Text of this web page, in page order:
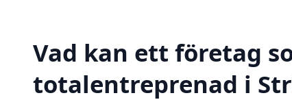
Vad kan ett företag
totalentreprenad i